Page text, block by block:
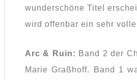
wunderschöne Titel
wird offenbar ein sehr
Arc & Ruin: Band 2 der
Marie Graßhoff. Band 1